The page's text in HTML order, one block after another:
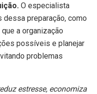
O especialista
dessa preparação, como
a organização
possíveis e planejar
problemas
estresse, economiza